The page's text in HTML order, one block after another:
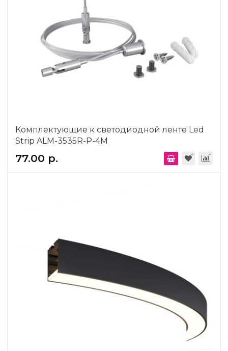
Комплектующие к светодиодной ленте Led
Strip ALM-3535R-P-4M
77.00 р.